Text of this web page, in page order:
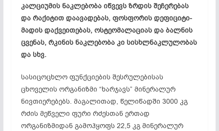
კალციუმის ნაკლებობა იწვევს ზრდის შეჩერებას
და რაქიტით დაავადებას, ფოსფორის დეფიციტი-
მადის დაქვეითებას, ოსტეომალაციას და ბალნის
ცვენას, რკინის ნაკლებობა კი სისხლნაკლულობას
და სხვ.
სასიცოცხლო ფუნქციების შესრულებისას
ცხოველის ორგანიზმი “ხარჯავს” მინერალურ
ნივთიერებებს. მაგალითად, წელიწადში 3000 კგ
რძის მეწველი ფური რძესთან ერთად
ორგანიზმიდან გამოჰყოფს 22,5 კგ მინერალურ